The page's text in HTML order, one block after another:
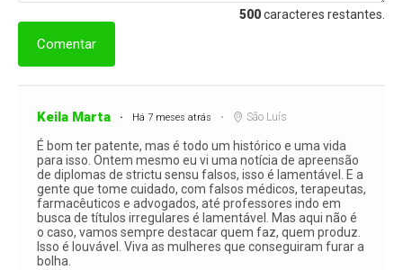
500caracteres restantes.
Comentar
Keila Marta Há 7 meses atrás São Luís
É bom ter patente, mas é todo um histórico e uma vida
para isso. Ontem mesmo eu vi uma notícia de apreensão
de diplomas de strictu sensu falsos, isso é lamentável. E a
gente que tome cuidado, com falsos médicos, terapeutas,
farmacêuticos e advogados, até professores indo em
busca de títulos irregulares é lamentável. Mas aqui não é
o caso, vamos sempre destacar quem faz, quem produz.
Isso é louvável. Viva as mulheres que conseguiram furar a
bolha.